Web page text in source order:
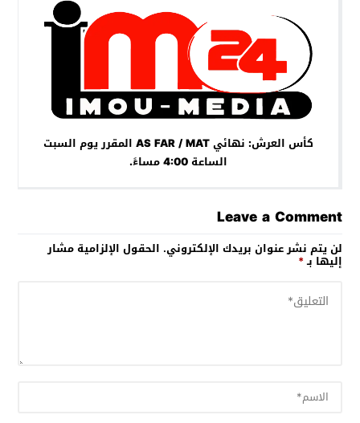
كأس العرش: نهائي AS FAR / MAT المقرر يوم السبت
الساعة 4:00 مساءً.
Leave a Comment
لن يتم نشر عنوان بريدك الإلكتروني. الحقول الإلزامية مشار
إليها بـ*